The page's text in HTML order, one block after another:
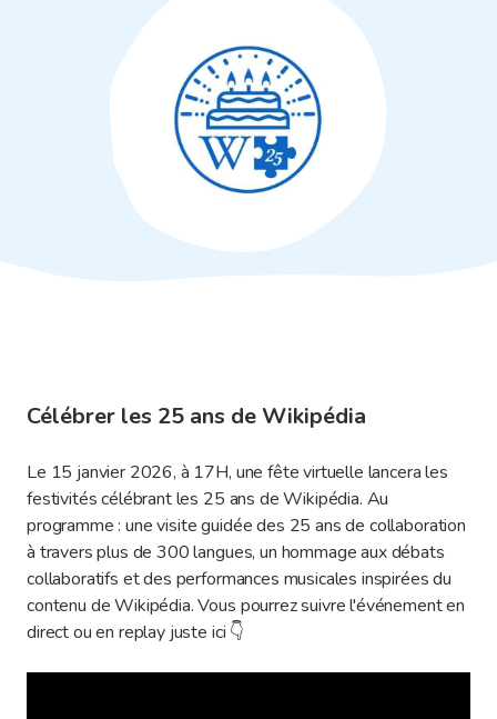
Célébrer les 25 ans de Wikipédia
Le 15 janvier 2026, à 17H, une fête virtuelle lancera les
festivités célébrant les 25 ans de Wikipédia. Au
programme : une visite guidée des 25 ans de collaboration
à travers plus de 300 langues, un hommage aux débats
collaboratifs et des performances musicales inspirées du
contenu de Wikipédia. Vous pourrez suivre l'événement en
direct ou en replay juste ici 👇